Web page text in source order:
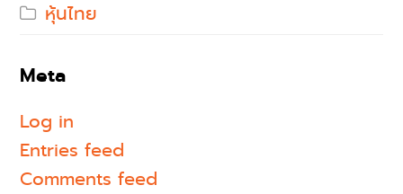
หุ้นไทย
Meta
Log in
Entries feed
Comments feed